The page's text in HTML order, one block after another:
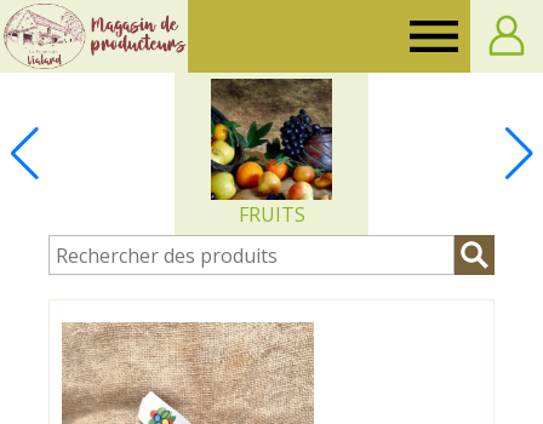
de
Vialard
FRUITS